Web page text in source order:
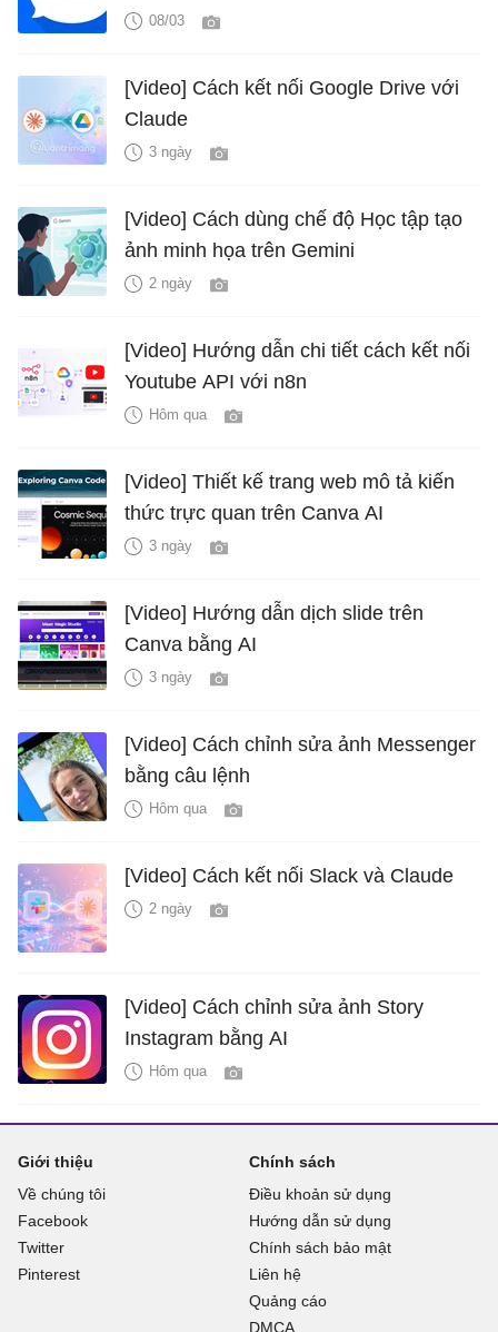
08/03
[Video] Cách kết nối Google Drive với
Claude
3 ngày
[Video] Cách dùng chế độ Học tập tạo
ảnh minh họa trên Gemini
2 ngày
[Video] Hướng dẫn chi tiết cách kết nối
Youtube API với n8n
Hôm qua
[Video] Thiết kế trang web mô tả kiến
thức trực quan trên Canva AI
3 ngày
[Video] Hướng dẫn dịch slide trên
Canva bằng AI
3 ngày
[Video] Cách chỉnh sửa ảnh Messenger
bằng câu lệnh
Hôm qua
[Video] Cách kết nối Slack và Claude
2 ngày
[Video] Cách chỉnh sửa ảnh Story
Instagram bằng AI
Hôm qua
Giới thiệu
Về chúng tôi
Facebook
Twitter
Pinterest
Chính sách
Điều khoản sử dụng
Hướng dẫn sử dụng
Chính sách bảo mật
Liên hệ
Quảng cáo
DMCA